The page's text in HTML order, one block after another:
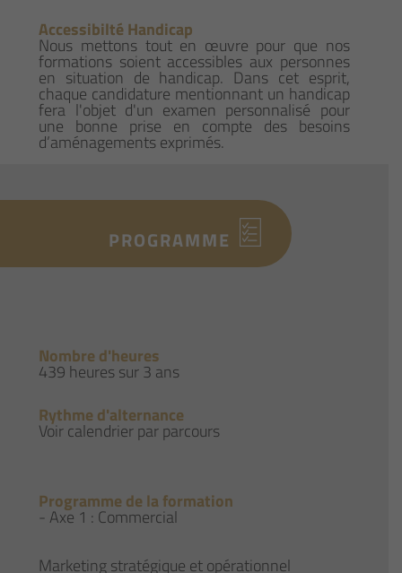
Accessibilté Handicap
Nous mettons tout en œuvre pour que nos
formations soient accessibles aux personnes
en situation de handicap. Dans cet esprit,
chaque candidature mentionnant un handicap
fera l'objet d'un examen personnalisé pour
une bonne prise en compte des besoins
d’aménagements exprimés.
PROGRAMME
Nombre d'heures
439 heures sur 3 ans
Rythme d'alternance
Voir calendrier par parcours
Programme de la formation
- Axe 1 : Commercial
Marketing stratégique et opérationnel